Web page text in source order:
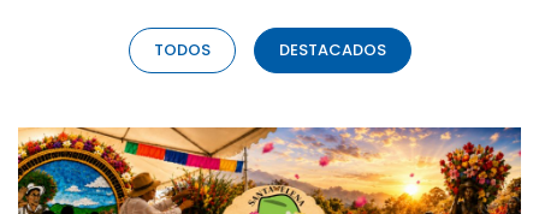
TODOS DESTACADOS